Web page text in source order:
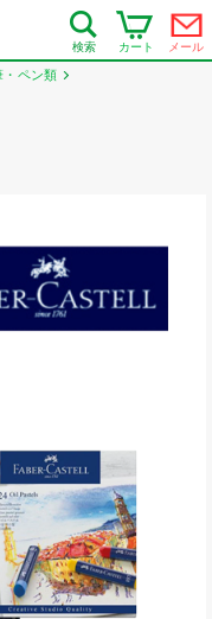
検索 カート メール
・ペン類